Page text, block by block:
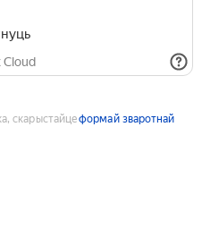
Cloud
скарыстайцеформай зваротнай